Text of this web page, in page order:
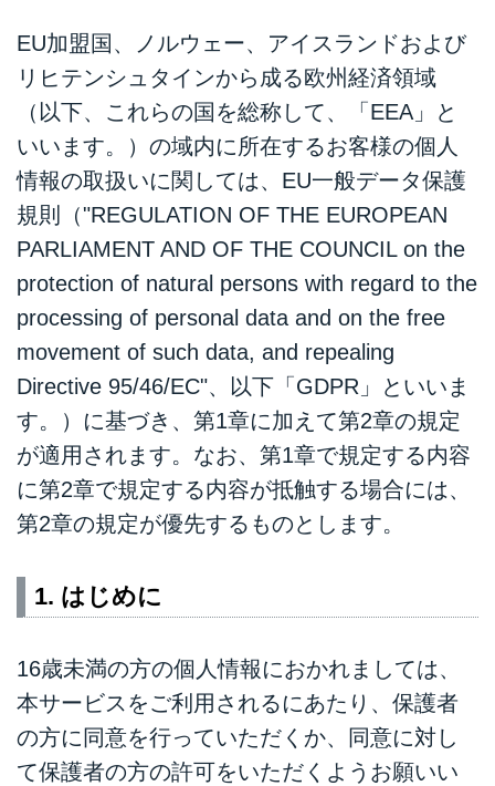
EU加盟国、ノルウェー、アイスランドおよび
リヒテンシュタインから成る欧州経済領域
（以下、これらの国を総称して、「EEA」と
いいます。）の域内に所在するお客様の個人
情報の取扱いに関しては、EU一般データ保護
規則（"REGULATION OF THE EUROPEAN
PARLIAMENT AND OF THE COUNCIL on the
protection of natural persons with regard to the
processing of personal data and on the free
movement of such data, and repealing
Directive 95/46/EC"、以下「GDPR」といいま
す。）に基づき、第1章に加えて第2章の規定
が適用されます。なお、第1章で規定する内容
に第2章で規定する内容が抵触する場合には、
第2章の規定が優先するものとします。
1. はじめに
16歳未満の方の個人情報におかれましては、
本サービスをご利用されるにあたり、保護者
の方に同意を行っていただくか、同意に対し
て保護者の方の許可をいただくようお願いい